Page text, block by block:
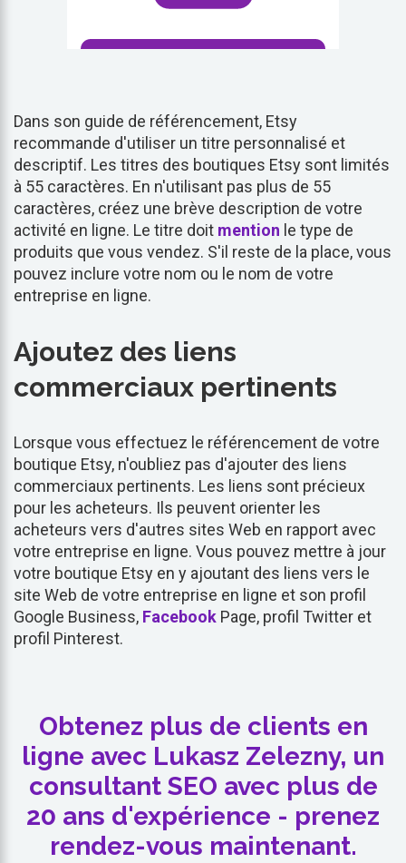
Dans son guide de référencement, Etsy
recommande d'utiliser un titre personnalisé et
descriptif. Les titres des boutiques Etsy sont limités
à 55 caractères. En n'utilisant pas plus de 55
caractères, créez une brève description de votre
activité en ligne. Le titre doit mention le type de
produits que vous vendez. S'il reste de la place, vous
pouvez inclure votre nom ou le nom de votre
entreprise en ligne.
Ajoutez des liens
commerciaux pertinents
Lorsque vous effectuez le référencement de votre
boutique Etsy, n'oubliez pas d'ajouter des liens
commerciaux pertinents. Les liens sont précieux
pour les acheteurs. Ils peuvent orienter les
acheteurs vers d'autres sites Web en rapport avec
votre entreprise en ligne. Vous pouvez mettre à jour
votre boutique Etsy en y ajoutant des liens vers le
site Web de votre entreprise en ligne et son profil
Google Business, Facebook Page, profil Twitter et
profil Pinterest.
Obtenez plus de clients en
ligne avec Lukasz Zelezny, un
consultant SEO avec plus de
20 ans d'expérience - prenez
rendez-vous maintenant.